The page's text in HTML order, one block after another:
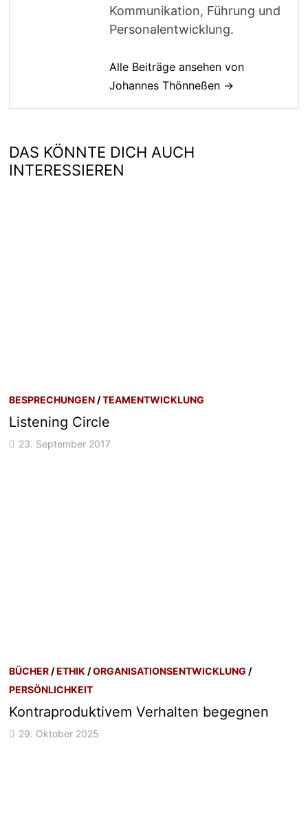
Kommunikation, Führung und
Personalentwicklung.
Alle Beiträge ansehen von
Johannes Thönneßen →
DAS KÖNNTE DICH AUCH
INTERESSIEREN
BESPRECHUNGEN /TEAMENTWICKLUNG
Listening Circle
23. September 2017
BÜCHER /ETHIK /ORGANISATIONSENTWICKLUNG /
PERSÖNLICHKEIT
Kontraproduktivem Verhalten begegnen
29. Oktober 2025